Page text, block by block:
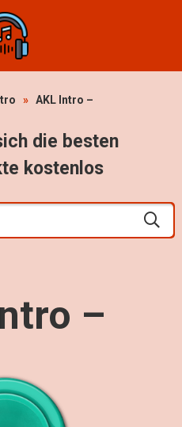
» AKL Intro –
die besten
kostenlos
–